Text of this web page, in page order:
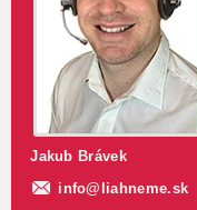
Jakub Brávek
info@ liahneme.sk